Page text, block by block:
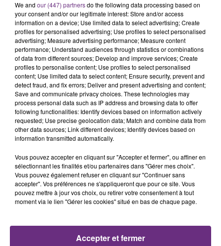
MARGUERITE
Les Filles, Les Meufs
OFENBACH & STARSAILOR
Four To The Floor
14h04
14h04 14h00
14h00
We and our (447) partnersdo the following data processing based on
your consent and/or our legitimate interest: Store and/or access
information on a device; Use limited data to select advertising; Create
profiles for personalised advertising; Use profiles to select personalised
advertising; Measure advertising performance; Measure content
performance; Understand audiences through statistics or combinations
of data from different sources; Develop and improve services; Create
profiles to personalise content; Use profiles to select personalised
content; Use limited data to select content; Ensure security, prevent and
detect fraud, and fix errors; Deliver and present advertising and content;
Save and communicate privacy choices. These technologies may
process personal data such as IP address and browsing data to offer
following functionalities: Identify devices based on information actively
requested; Use precise geolocation data; Match and combine data from
other data sources; Link different devices; Identify devices based on
information transmitted automatically.
Vous pouvez accepter en cliquant sur "Accepter et fermer", ou affiner en
sélectionnant les finalités et/ou partenaires dans "Gérer mes choix".
Vous pouvez également refuser en cliquant sur "Continuer sans
accepter". Vos préférences ne s'appliqueront que pour ce site. Vous
pouvez mettre à jour vos choix, ou retirer votre consentement à tout
moment via le lien "Gérer les cookies" situé en bas de chaque page.
Accepter et fermer